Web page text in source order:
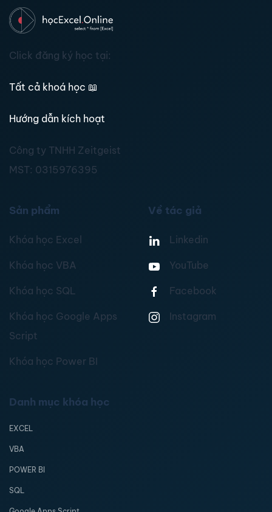
Click đăng ký học tại:
Tất cả khoá học 📖
Hướng dẫn kích hoạt
Công ty TNHH Zeitgeist
MST: 0315976395
Sản phẩm
Khóa học Excel
Khóa học VBA
Khóa học SQL
Khóa học Google Apps
Script
Khóa học Power BI
Về tác giả
Linkedin
YouTube
Facebook
Instagram
Danh mục khóa học
EXCEL
VBA
POWER BI
SQL